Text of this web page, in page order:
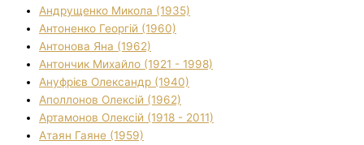
Андрущенко Микола (1935)
Антоненко Георгій (1960)
Антонова Яна (1962)
Антончик Михайло (1921 - 1998)
Ануфрієв Олександр (1940)
Аполлонов Олексій (1962)
Артамонов Олексій (1918 - 2011)
Атаян Гаяне (1959)